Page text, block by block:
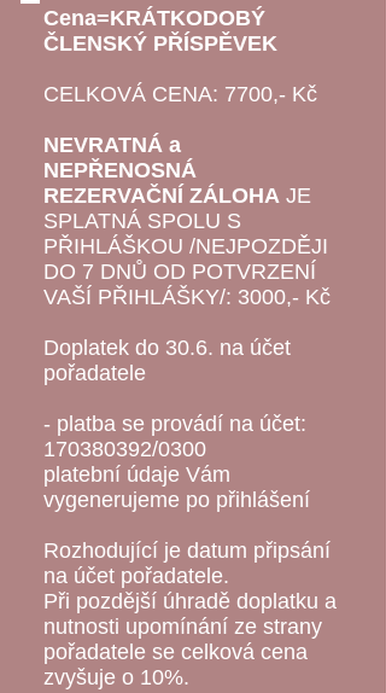
Cena=KRÁTKODOBÝ
ČLENSKÝ PŘÍSPĚVEK
CELKOVÁ CENA: 7700,- Kč
NEVRATNÁ a
NEPŘENOSNÁ
REZERVAČNÍ ZÁLOHA JE
SPLATNÁ SPOLU S
PŘIHLÁŠKOU /NEJPOZDĚJI
DO 7 DNŮ OD POTVRZENÍ
VAŠÍ PŘIHLÁŠKY/: 3000,- Kč
Doplatek do 30.6. na účet
pořadatele
- platba se provádí na účet:
170380392/0300
platební údaje Vám
vygenerujeme po přihlášení
Rozhodující je datum připsání
na účet pořadatele.
Při pozdější úhradě doplatku a
nutnosti upomínání ze strany
pořadatele se celková cena
zvyšuje o 10%.